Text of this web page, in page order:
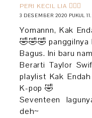
PERI KECIL LIA 🧚🏻‍♀️
3 DESEMBER 2020 PUKUL
Yomannn, Kak
🤣🤣🤣
Bagus. Ini baru
Berarti Taylor
playlist Kak
K-pop 🤣
Seventeen
deh~